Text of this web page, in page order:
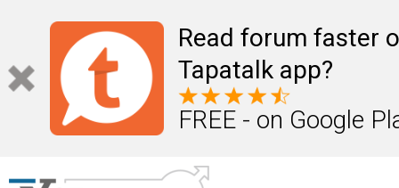
Read forum faster
Tapatalk app?
FREE - on Google